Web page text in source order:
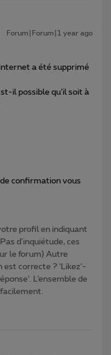
Forum|Forum|1 year ago
a été supprimé
il possible qu’il soit à
confirmation vous
profil en indiquant
d'inquiétude, ces
le forum) Autre
correcte ? ‘Likez’-
L’ensemble de